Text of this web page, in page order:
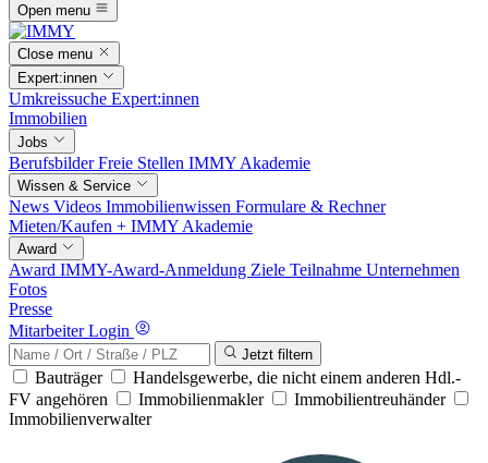
Open menu
Close menu
Expert:innen
Umkreissuche Expert:innen
Immobilien
Jobs
BerufsbilderFreie Stellen IMMY Akademie
Wissen & Service
News Videos Immobilienwissen Formulare & Rechner
Mieten/Kaufen + IMMY Akademie
Award
Award IMMY-Award-Anmeldung Ziele Teilnahme Unternehmen
Fotos
Presse
Mitarbeiter Login
Jetzt filtern
Bauträger
Handelsgewerbe, die nicht einem anderen Hdl.-
FV angehören
Immobilienmakler
Immobilientreuhänder
Immobilienverwalter